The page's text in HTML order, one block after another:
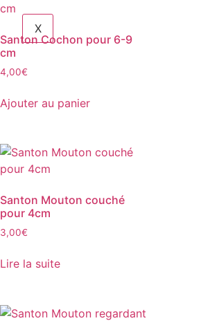
X
Santon Cochon pour 6-9
cm
4,00€
Ajouter au panier
Santon Mouton couché
pour 4cm
3,00€
Lire la suite